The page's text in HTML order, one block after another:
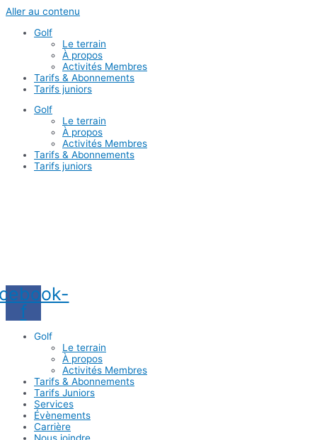
Aller au contenu
Golf
Le terrain
À propos
Activités Membres
Tarifs & Abonnements
Tarifs juniors
Golf
Le terrain
À propos
Activités Membres
Tarifs & Abonnements
Tarifs juniors
f
Golf
Le terrain
À propos
Activités Membres
Tarifs & Abonnements
Tarifs Juniors
Services
Évènements
Carrière
Nous joindre